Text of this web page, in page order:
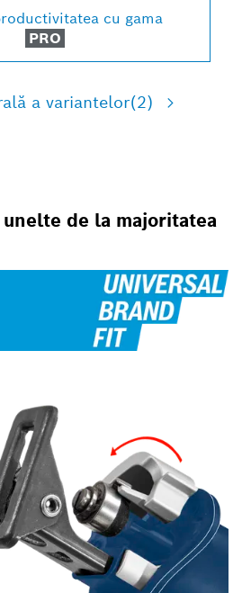
cu gama
PRO
a variantelor(2)
de la majoritatea